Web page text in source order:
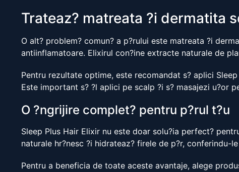
Trateaz? matreata ?i dermatita
O alt? problem? comun? a p?rului este matreata ?i
antiinflamatoare. Elixirul con?ine extracte naturale de
Pentru rezultate optime, este recomandat s? aplici
Este important s? ?l aplici pe scalp ?i s? masajezi u?or
O ?ngrijire complet? pentru p?rul t?u
Sleep Plus Hair Elixir nu este doar solu?ia perfect?
naturale hr?nesc ?i hidrateaz? firele de p?r, conferindu-
Pentru a beneficia de toate aceste avantaje, alege